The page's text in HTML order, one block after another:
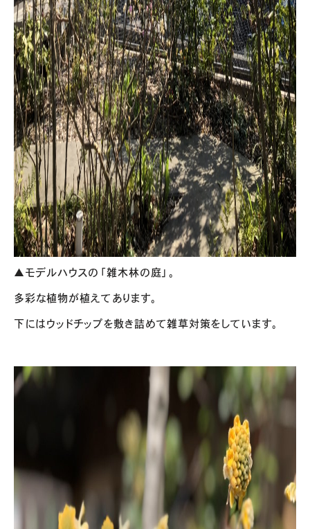
▲モデルハウスの「雑木林の庭」。
多彩な植物が植えてあります。
下にはウッドチップを敷き詰めて雑草対策をしています。